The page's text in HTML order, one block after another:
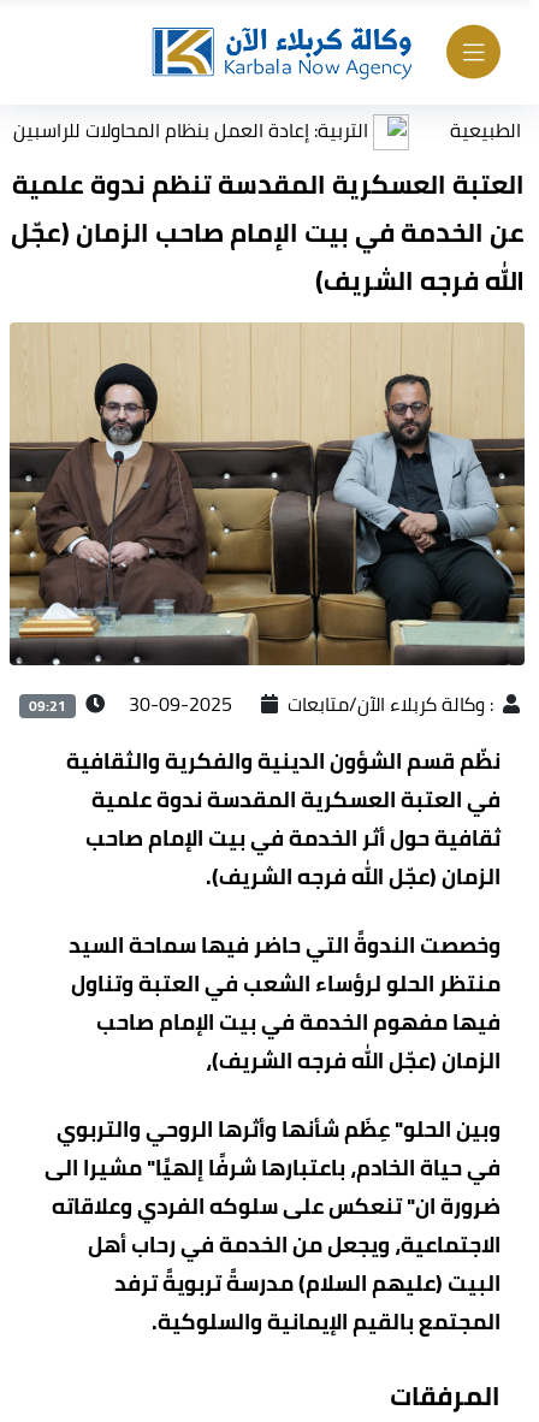
التربية: إعادة العمل بنظام المحاولات للراسبين بمادة
العتبة العسكرية المقدسة تنظم ندوة علمية
عن الخدمة في بيت الإمام صاحب الزمان (عجّل
الله فرجه الشريف)
وكالة كربلاء الآن/متابعات 2025-09-30
09:21
نظّم قسم الشؤون الدينية والفكرية والثقافية
في العتبة العسكرية المقدسة ندوة علمية
ثقافية حول أثر الخدمة في بيت الإمام صاحب
الزمان (عجّل الله فرجه الشريف).
وخصصت الندوةً التي حاضر فيها سماحة السيد
منتظر الحلو لرؤساء الشعب في العتبة وتناول
فيها مفهوم الخدمة في بيت الإمام صاحب
الزمان (عجّل الله فرجه الشريف)،
وبين الحلو" عِظَم شأنها وأثرها الروحي والتربوي
في حياة الخادم، باعتبارها شرفًا إلهيًا" مشيرا الى
ضرورة ان" تنعكس على سلوكه الفردي وعلاقاته
الاجتماعية، ويجعل من الخدمة في رحاب أهل
البيت (عليهم السلام) مدرسةً تربويةً ترفد
المجتمع بالقيم الإيمانية والسلوكية.
المرفقات